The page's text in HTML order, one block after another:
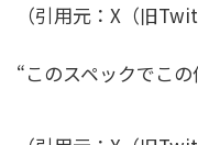
（引用元：X（旧
“このスペックでこ